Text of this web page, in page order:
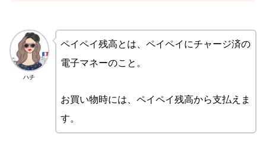
ハチ
ペイペイ残高とは、ペイペイにチャージ済の
電子マネーのこと。
お買い物時には、ペイペイ残高から支払えま
す。